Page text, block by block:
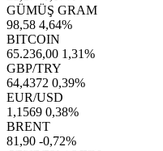
GÜMÜŞ GRAM
98,58 4,64%
BITCOIN
65.236,00 1,31%
GBP/TRY
64,4372 0,39%
EUR/USD
1,1569 0,38%
BRENT
81,90 -0,72%